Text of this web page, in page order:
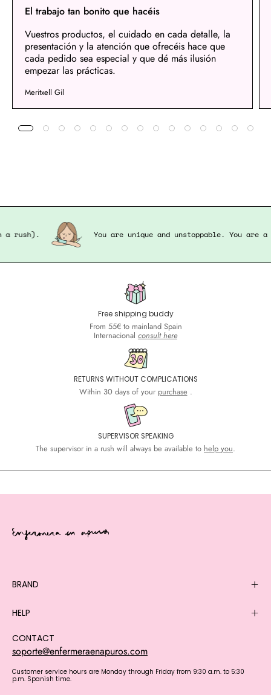
El trabajo tan bonito que hacéis
Vuestros productos, el cuidado en cada detalle, la
presentación y la atención que ofrecéis hace que
cada pedido sea especial y que dé más ilusión
empezar las prácticas.
Meritxell Gil
in a rush). You are unique and unstoppable. You
Free shipping buddy
From 55€ to mainland Spain
Internacional consult here
RETURNS WITHOUT COMPLICATIONS
Within 30 days of your purchase .
SUPERVISOR SPEAKING
The supervisor in a rush will always be available to help you.
BRAND
HELP
CONTACT
soporte@enfermeraenapuros.com
Customer service hours are Monday through Friday from 9:30 a.m. to 5:30
p.m. Spanish time.